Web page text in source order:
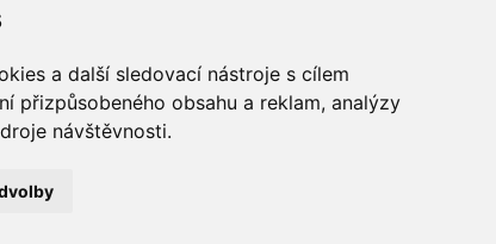
a další sledovací nástroje s cílem
přizpůsobeného obsahu a reklam, analýzy
návštěvnosti.